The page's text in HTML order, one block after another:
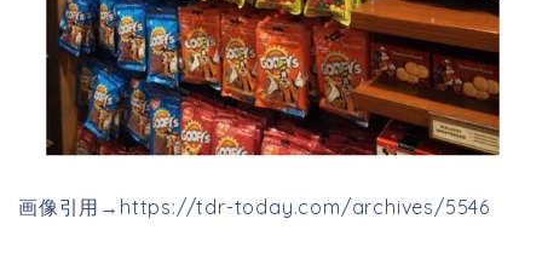
画像引用→https://tdr-today.com/archives/5546